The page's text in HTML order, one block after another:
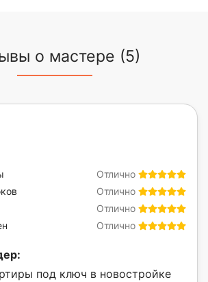
о мастере (5)
Отлично
Отлично
Отлично
Отлично
под ключ в новостройке